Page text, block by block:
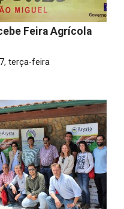
Feira Agrícola
terça-feira